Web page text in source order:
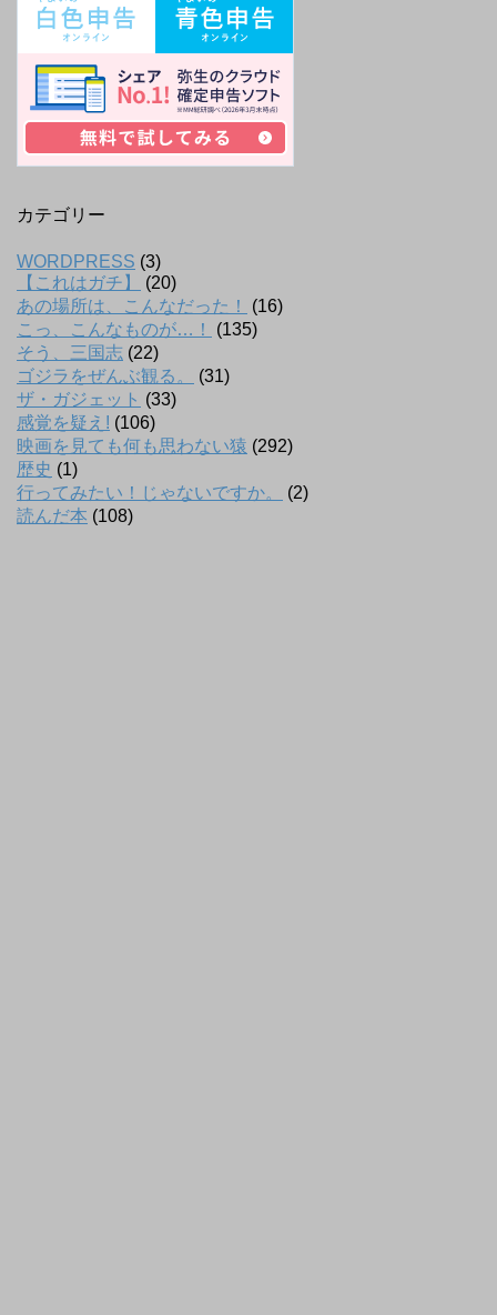
カテゴリー
WORDPRESS (3)
【これはガチ】
(20)
あの場所は、こんなだった！
(16)
こっ、こんなものが…！
(135)
そう、三国志 (22)
ゴジラをぜんぶ観る。
(31)
ザ・ガジェット (33)
感覚を疑え! (106)
映画を見ても何も思わない猿 (292)
歴史 (1)
行ってみたい！じゃないですか。
(2)
読んだ本 (108)